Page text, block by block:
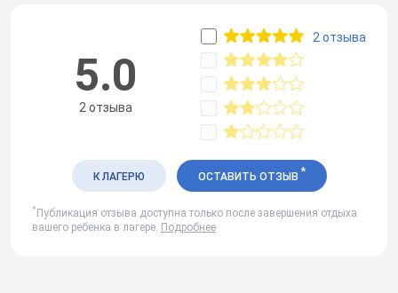
5.0
2 отзыва
2 отзыва
К ЛАГЕРЮ ОСТАВИТЬ ОТЗЫВ *
* Публикация отзыва доступна только после завершения отдыха
вашего ребенка в лагере. Подробнее